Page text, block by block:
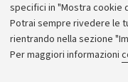
specifici in "Mostra cookie
Potrai sempre rivedere le
rientrando nella sezione
Per maggiori informazioni